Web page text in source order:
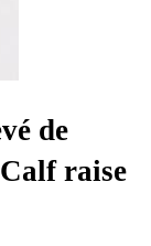
de
raise